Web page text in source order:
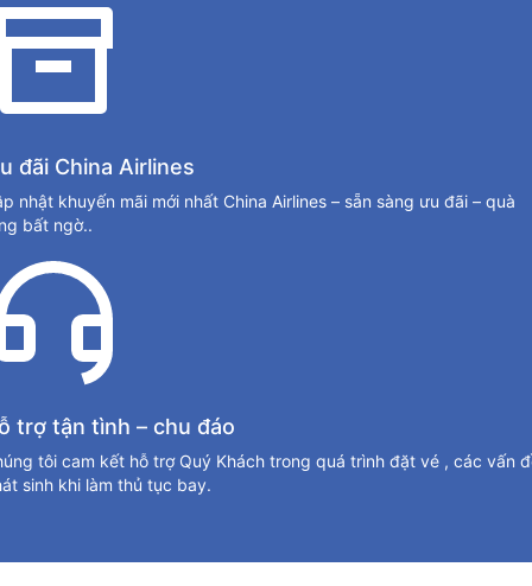
đãi China Airlines
nhật khuyến mãi mới nhất China Airlines – sẵn sàng ưu đãi – quà
bất ngờ..
trợ tận tình – chu đáo
tôi cam kết hỗ trợ Quý Khách trong quá trình đặt vé , các vấn
sinh khi làm thủ tục bay.